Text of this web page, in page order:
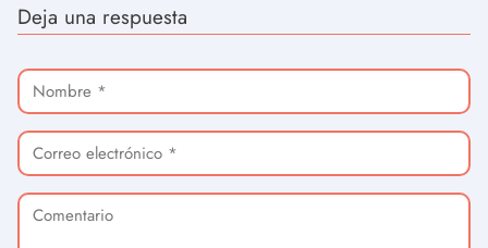
Deja una respuesta